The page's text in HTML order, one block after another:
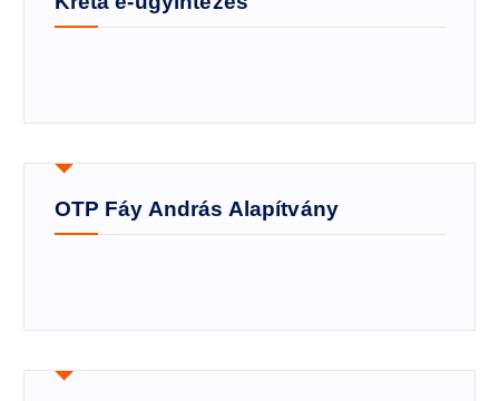
OTP Fáy András Alapítvány